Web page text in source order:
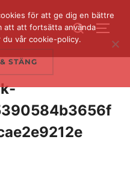
Sök
efter:
för att ge dig en bättre
att att fortsätta använda
vår cookie-policy.
STÄNG